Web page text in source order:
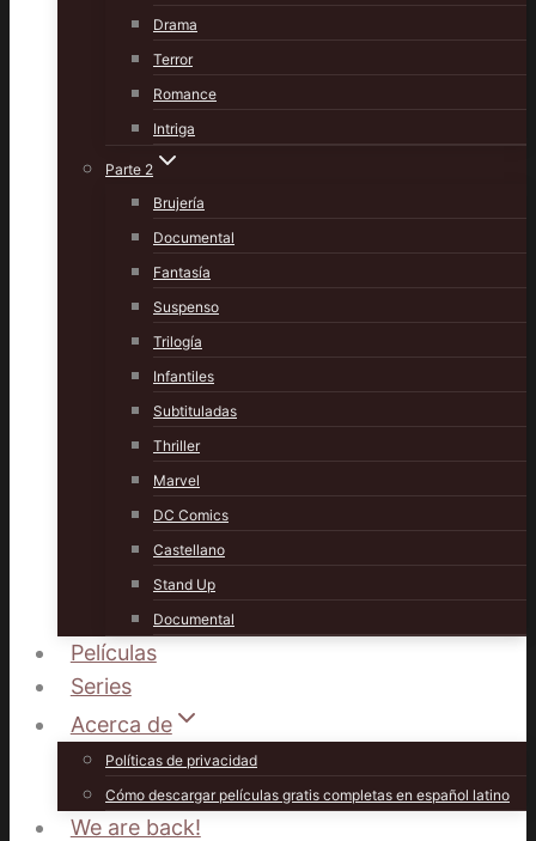
Drama
Terror
Romance
Intriga
Parte 2
Brujería
Documental
Fantasía
Suspenso
Trilogía
Infantiles
Subtituladas
Thriller
Marvel
DC Comics
Castellano
Stand Up
Documental
Películas
Series
Acerca de
Políticas de privacidad
Cómo descargar películas gratis completas en español latino
We are back!